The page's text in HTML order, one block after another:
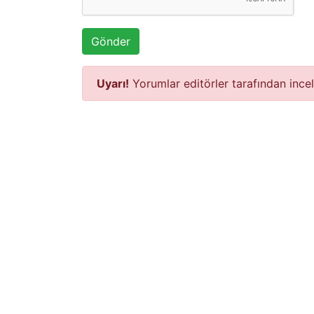
Gönder
Uyarı! Yorumlar editörler tarafından